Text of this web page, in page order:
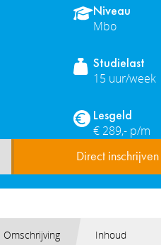
Niveau
Mbo
Studielast
15 uur/week
Lesgeld
€ 289,- p/m
Direct inschrijven
Omschrijving Inhoud